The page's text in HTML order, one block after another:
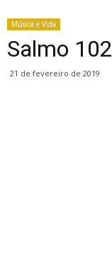
Música e Vida
Salmo 102
21 de fevereiro de 2019